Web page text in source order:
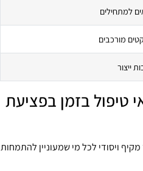
למתחילים
מורכבים
ייצור
בזמן בפציעת
ויסודי לכל מי שמעוניין להתמחות